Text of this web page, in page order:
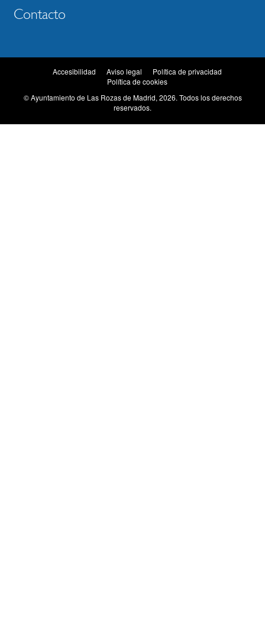
Contacto
FOOTER
Accesibilidad Aviso legal
Política de privacidad
Política de cookies
© Ayuntamiento de Las Rozas de Madrid, 2026. Todos los derechos
reservados.